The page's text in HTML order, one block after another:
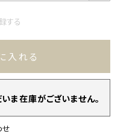
する
入れる
ま在庫がございません。
せ